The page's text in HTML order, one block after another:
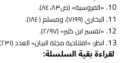
«الفروسية» (ص٨٣، ٨٤).
البخاري (٧١٩٩)، ومسلم (١٨٤٠).
«تفسير ابن كثير» (٢/٩٧).
انظر: «افتتاحية مجلة البيان» العدد (٢٣١) ذو القعدة (١٤٢٧هـ).
لقراءة بقية السلسلة: